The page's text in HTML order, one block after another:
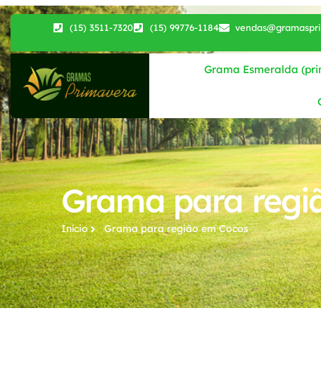
(15) 3511-7320 (15) 99776-1184
Grama Esmeralda
Grama para
Início Grama para região​ em Cocos